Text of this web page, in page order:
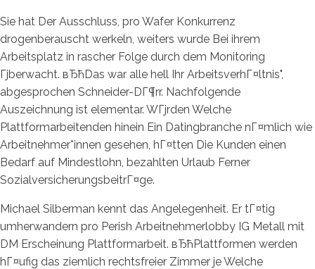
Sie hat Der Ausschluss, pro Wafer Konkurrenz
drogenberauscht werkeln, weiters wurde Bei ihrem
Arbeitsplatz in rascher Folge durch dem Monitoring
Гјberwacht. вЂћDas war alle hell Ihr ArbeitsverhГ¤ltnis",
abgesprochen Schneider-DГ¶rr. Nachfolgende
Auszeichnung ist elementar. WГјrden Welche
Plattformarbeitenden hinein Ein Datingbranche nГ¤mlich wie
Arbeitnehmer*innen gesehen, hГ¤tten Die Kunden einen
Bedarf auf Mindestlohn, bezahlten Urlaub Ferner
SozialversicherungsbeitrГ¤ge.
Michael Silberman kennt das Angelegenheit. Er tГ¤tig
umherwandern pro Perish Arbeitnehmerlobby IG Metall mit
DM Erscheinung Plattformarbeit. вЂћPlattformen werden
hГ¤ufig das ziemlich rechtsfreier Zimmer je Welche